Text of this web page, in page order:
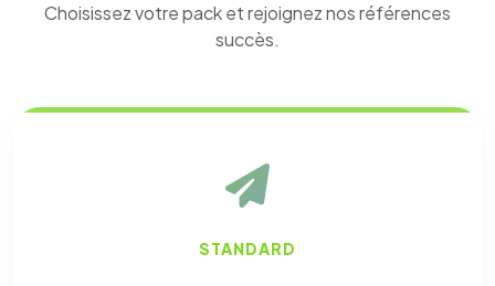
Choisissez votre pack et rejoignez nos références
succès.
STANDARD